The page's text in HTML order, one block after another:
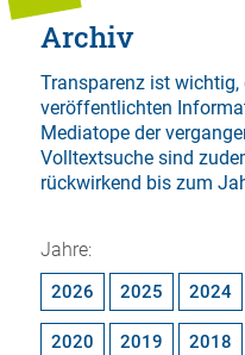
Archiv
Transparenz ist
veröffentlichten
Mediatope der
Volltextsuchesind
rückwirkend bis zum
Jahre:
2026 2025 2024
2020 2019 2018